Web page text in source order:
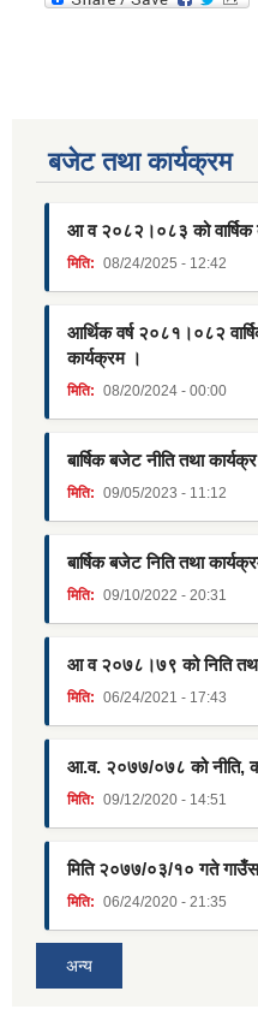
बजेट तथा कार्यक्रम
आ व २०८२।०८३ को वार्षिक
मिति: 08/24/2025 - 12:42
आर्थिक वर्ष २०८१।०८२
कार्यक्रम ।
मिति: 08/20/2024 - 00:00
बार्षिक बजेट नीति तथा
मिति: 09/05/2023 - 11:12
बार्षिक बजेट निति तथा
मिति: 09/10/2022 - 20:31
आ व २०७८।७९ को निति
मिति: 06/24/2021 - 17:43
आ.व. २०७७/०७८ को नीति,
मिति: 09/12/2020 - 14:51
मिति २०७७/०३/१० गते
मिति: 06/24/2020 - 21:35
अन्य